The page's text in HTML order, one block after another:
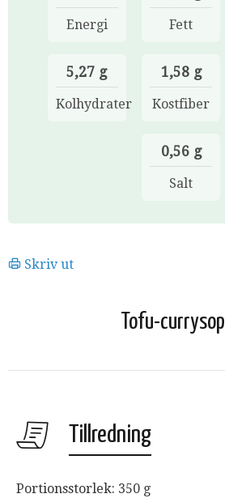
Energi Fett
5,27 g
Kolhydrater
1,58 g
Kostfiber
0,56 g
Salt
Skriv ut
Tofu-
Tillredning
Portionsstorlek: 350 g